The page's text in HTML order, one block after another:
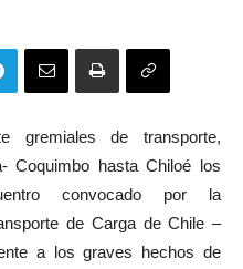
gremiales de transporte,
Coquimbo hasta Chiloé los
convocado por la
de Carga de Chile –
a los graves hechos de